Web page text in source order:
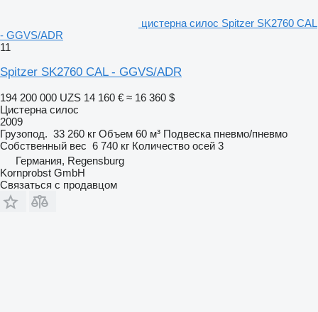
цистерна силос Spitzer SK2760 CAL
- GGVS/ADR
11
Spitzer SK2760 CAL - GGVS/ADR
194 200 000 UZS 14 160 € ≈ 16 360 $
Цистерна силос
2009
Грузопод. 33 260 кг Объем 60 м³ Подвеска пневмо/пневмо
Собственный вес 6 740 кг Количество осей 3
Германия, Regensburg
Kornprobst GmbH
Связаться с продавцом